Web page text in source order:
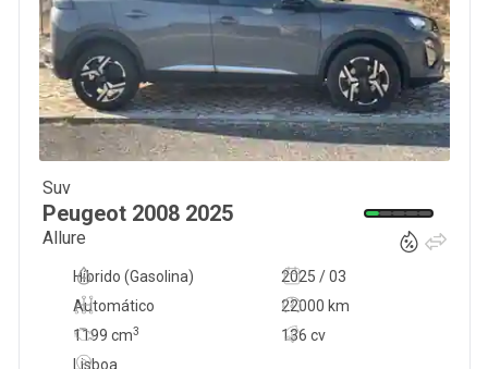
Suv
Peugeot 2008 2025
Allure
2025 / 03
Automático
22000 km
136 cv
Híbrido (Gasolina)
1199 cm3
Lisboa